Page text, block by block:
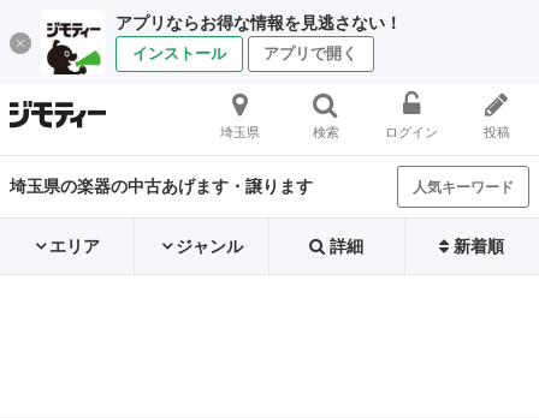
アプリならお得な情報を見逃さない！
インストール アプリで開く
埼玉県 検索 ログイン 投稿
埼玉県の楽器の中古あげます・譲ります 人気キーワード
エリア ジャンル 詳細 新着順